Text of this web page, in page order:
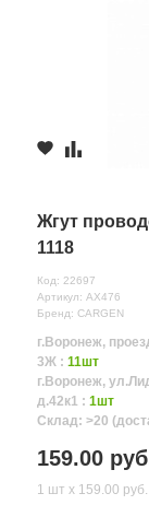
Жгут
1118
Код: 22697
Артикул: AX476
Бренд: CARGEN
г.Воронеж,
3Ж : 11шт
г.Воронеж,
д.42к1 : 1шт
Склад: >20
159.00
1 шт х 159.00 руб.